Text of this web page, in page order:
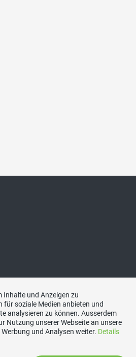
8050 Zürich
Inhalte und Anzeigen zu
für soziale Medien anbieten und
analysieren zu können. Ausserdem
Nutzung unserer Webseite an unsere
und Analysen weiter. Details